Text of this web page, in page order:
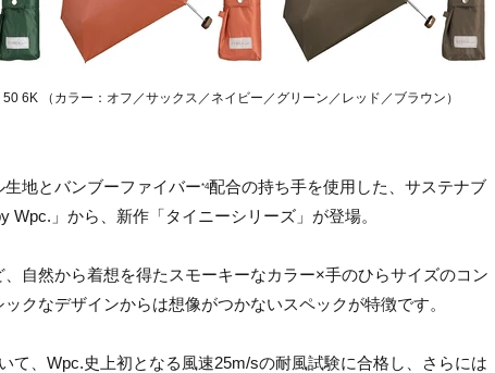
6K （カラー：オフ／サックス／ネイビー／グリーン／レッド／ブラウン）
地とバンブーファイバー*4配合の持ち手を使用した、サステナブ
Wpc.」から、新作「タイニーシリーズ」が登場。
自然から着想を得たスモーキーなカラー×手のひらサイズのコン
クなデザインからは想像がつかないスペックが特徴です。
て、Wpc.史上初となる風速25m/sの耐風試験に合格し、さらには